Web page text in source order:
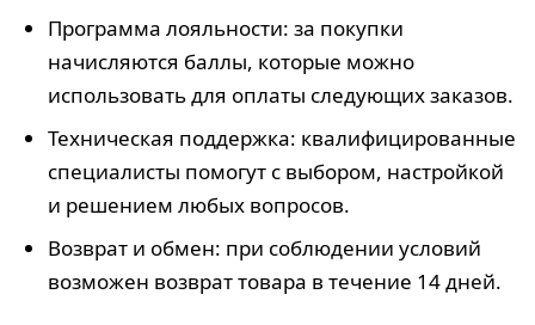
Программа лояльности: за покупки
начисляются баллы, которые можно
использовать для оплаты следующих заказов.
Техническая поддержка: квалифицированные
специалисты помогут с выбором, настройкой
и решением любых вопросов.
Возврат и обмен: при соблюдении условий
возможен возврат товара в течение 14 дней.